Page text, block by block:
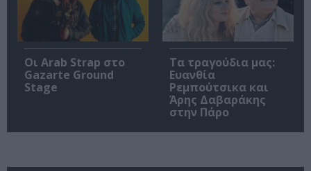
Οι Arab Strap στο
Gazarte Ground
Stage
Τα τραγούδια μας:
Ευανθία
Ρεμπούτσικα και
Άρης Δαβαράκης
στην Πάρο